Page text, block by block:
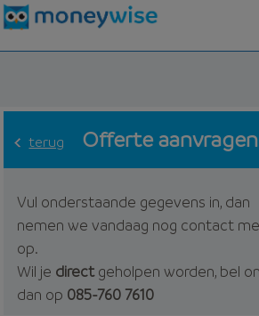
terug Offerte aanvragen
Vul onderstaande gegevens in, dan
nemen we vandaag nog contact
op.
Wil je directgeholpen worden, bel
dan op 085-760 7610